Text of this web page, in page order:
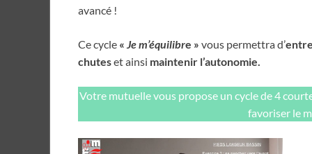
avancé !
Ce cycle « Je m’équilibre » vous permettra d’
chuteset ainsi maintenir l’autonomie.
Votre mutuelle vous propose un cycle de 4
favoriser le